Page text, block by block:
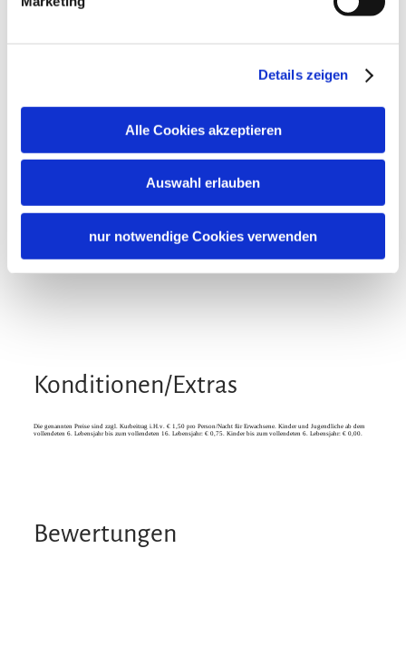
Details zeigen
Alle Cookies akzeptieren
Auswahl erlauben
nur notwendige Cookies verwenden
Zusatzleistungen
Konditionen/Extras
Die genannten Preise sind zzgl. Kurbeitrag i.H.v. € 1,50 pro Person/Nacht für Erwachsene. Kinder und Jugendliche ab dem
vollendeten 6. Lebensjahr bis zum vollendeten 16. Lebensjahr: € 0,75. Kinder bis zum vollendeten 6. Lebensjahr: € 0,00.
Bewertungen